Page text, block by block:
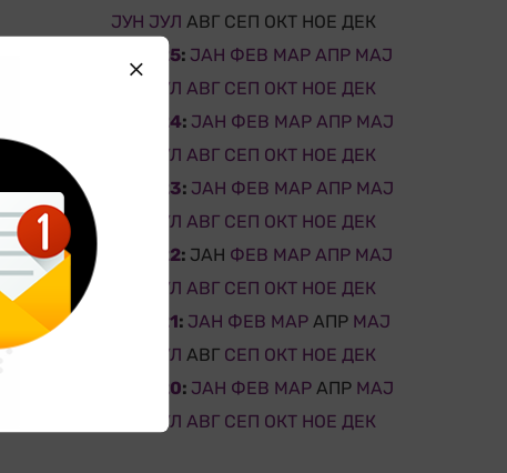
ЈУН ЈУЛ АВГ СЕП ОКТ НОЕ ДЕК
2025: ЈАН ФЕВ МАР АПР МАЈ
ЈУЛ АВГ СЕП ОКТ НОЕ ДЕК
2024: ЈАН ФЕВ МАР АПР МАЈ
ЈУЛ АВГ СЕП ОКТ НОЕ ДЕК
2023: ЈАН ФЕВ МАР АПР МАЈ
ЈУЛ АВГ СЕП ОКТ НОЕ ДЕК
2022: ЈАН ФЕВ МАР АПР МАЈ
ЈУЛ АВГ СЕП ОКТ НОЕ ДЕК
2021: ЈАН ФЕВ МАР АПР МАЈ
ЈУЛ АВГ СЕП ОКТ НОЕ ДЕК
2020: ЈАН ФЕВ МАР АПР МАЈ
ЈУЛ АВГ СЕП ОКТ НОЕ ДЕК